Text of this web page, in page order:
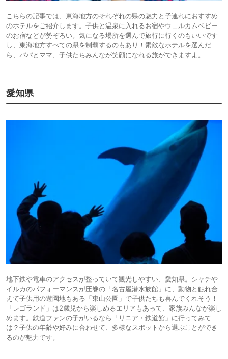
こちらの記事では、東海地方のそれぞれの県の魅力と子連れにおすすめ
のホテルをご紹介します。子供と温泉に入れるお宿やウェルカムベビー
のお宿などが勢ぞろい。気になる場所を選んで旅行に行くのもいいです
し、東海地方すべての県を制覇するのもあり！素敵なホテルを選んだ
ら、パパとママ、子供たちみんなが笑顔になれる旅ができますよ。
愛知県
地下鉄や電車のアクセスが整っていて観光しやすい、愛知県。シャチや
イルカのパフォーマンスが圧巻の「名古屋港水族館」に、動物と触れ合
えて子供用の遊園地もある「東山公園」で子供たちも喜んでくれそう！
「レゴランド」は2歳児から楽しめるエリアもあって、家族みんなが楽し
めます。鉄道ファンの子がいるなら「リニア・鉄道館」に行ってみて
は？子供の年齢や好みに合わせて、多様なスポットから選ぶことができ
るのが魅力です。